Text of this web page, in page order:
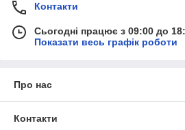
Контакти
Сьогодні працює з 09:00 до
Показати весь графік роботи
Про нас
Контакти